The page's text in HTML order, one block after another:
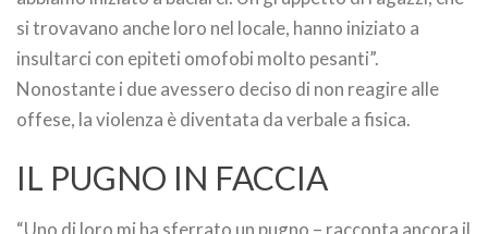
si trovavano anche loro nel locale, hanno iniziato a
insultarci con epiteti omofobi molto pesanti”.
Nonostante i due avessero deciso di non reagire alle
offese, la violenza è diventata da verbale a fisica.
IL PUGNO IN FACCIA
“Uno di loro mi ha sferrato un pugno – racconta ancora il